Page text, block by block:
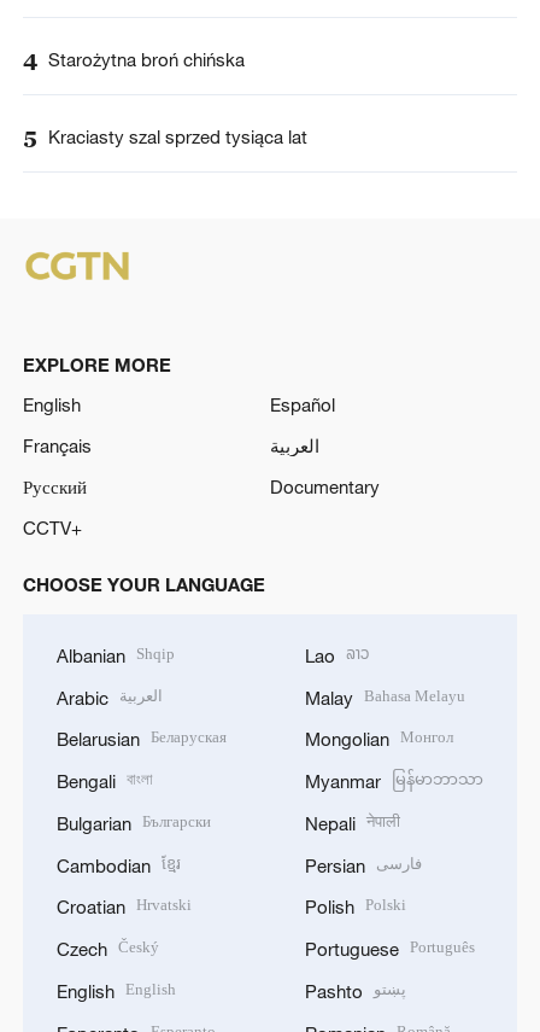
4 Starożytna broń chińska
5 Kraciasty szal sprzed tysiąca lat
EXPLORE MORE
English
Español
Français
العربية
Русский
Documentary
CCTV+
CHOOSE YOUR LANGUAGE
Albanian Shqip
Arabic العربية
Belarusian Беларуская
Bengali বাংলা
Bulgarian Български
Cambodian ខ្មែរ
Croatian Hrvatski
Czech Český
English English
Lao ລາວ
Malay Bahasa Melayu
Mongolian Монгол
Myanmar မြန်မာဘာသာ
Nepali नेपाली
Persian فارسی
Polish Polski
Portuguese Português
Pashto پښتو